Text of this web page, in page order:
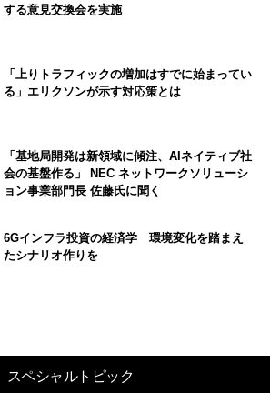
する意見交換会を実施
「上りトラフィックの増加はすでに始まってい
る」エリクソンが示す対応策とは
「基地局開発は新領域に傾注、AIネイティブ社
会の基盤作る」 NEC ネットワークソリューシ
ョン事業部門長 佐藤氏に聞く
6Gインフラ投資の経済学 環境変化を踏まえ
たシナリオ作りを
スペシャルトピック